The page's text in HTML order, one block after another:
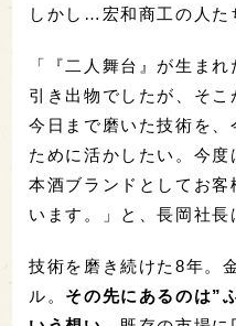
しかし…宏和商工の人た
「『二人舞台』が生ま
引き出物でしたが、そこ
今日まで磨いた技術を
ために活かしたい。今
本酒ブランドとしてお客
います。」と、長岡社長
技術を磨き続けた8年。
ル。 その先にあるのは”